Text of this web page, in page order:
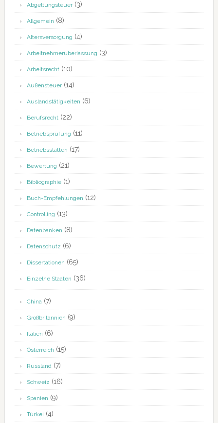
Abgeltungsteuer(3)
Allgemein (8)
Altersversorgung (4)
Arbeitnehmerüberlassung (3)
Arbeitsrecht(10)
Außensteuer(14)
Auslandstätigkeiten (6)
Berufsrecht(22)
Betriebsprüfung (11)
Betriebsstätten (17)
Bewertung (21)
Bibliographie(1)
Buch-Empfehlungen (12)
Controlling (13)
Datenbanken (8)
Datenschutz (6)
Dissertationen (65)
Einzelne Staaten (36)
China(7)
Großbritannien (9)
Italien (6)
Österreich (15)
Russland(7)
Schweiz (16)
Spanien (9)
Türkei (4)